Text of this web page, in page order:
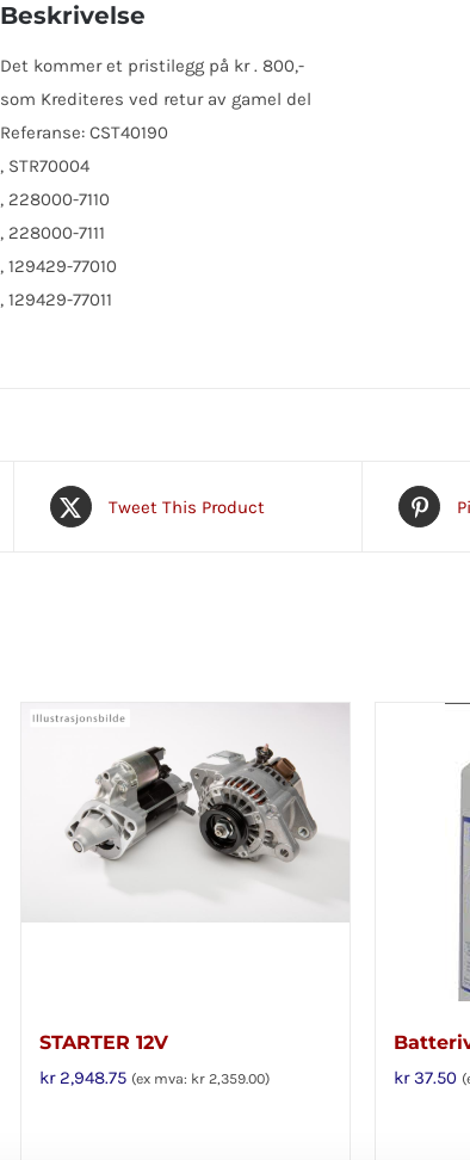
Beskrivelse
Det kommer et pristilegg på kr . 800,-
som Krediteres ved retur av gamel del
Referanse: CST40190
, STR70004
, 228000-7110
, 228000-7111
, 129429-77010
, 129429-77011
Tweet This Product
STARTER 12V
kr2,948.75 (ex mva: kr2,359.00) kr37.50